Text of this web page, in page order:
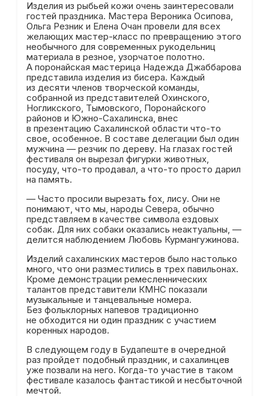
Изделия из рыбьей кожи очень заинтересовали
гостей праздника. Мастера Вероника Осипова,
Ольга Резник и Елена Очан провели для всех
желающих мастер-класс по превращению этого
необычного для современных рукодельниц
материала в резное, узорчатое полотно.
А поронайская мастерица Надежда Джаббарова
представила изделия из бисера. Каждый
из десяти членов творческой команды,
собранной из представителей Охинского,
Ногликского, Тымовского, Поронайского
районов и Южно-Сахалинска, внес
в презентацию Сахалинской области что-то
свое, особенное. В составе делегации был один
мужчина — резчик по дереву. На глазах гостей
фестиваля он вырезал фигурки животных,
посуду, что-то продавал, а что-то просто дарил
на память.
— Часто просили вырезать fox, лису. Они не
понимают, что мы, народы Севера, обычно
представляем в качестве символа ездовых
собак. Для них собаки оказались неактуальны, —
делится наблюдением Любовь Курмангужинова.
Изделий сахалинских мастеров было настолько
много, что они разместились в трех павильонах.
Кроме демонстрации ремесленнических
талантов представители КМНС показали
музыкальные и танцевальные номера.
Без фольклорных напевов традиционно
не обходится ни один праздник с участием
коренных народов.
В следующем году в Будапеште в очередной
раз пройдет подобный праздник, и сахалинцев
уже позвали на него. Когда-то участие в таком
фестивале казалось фантастикой и несбыточной
мечтой.